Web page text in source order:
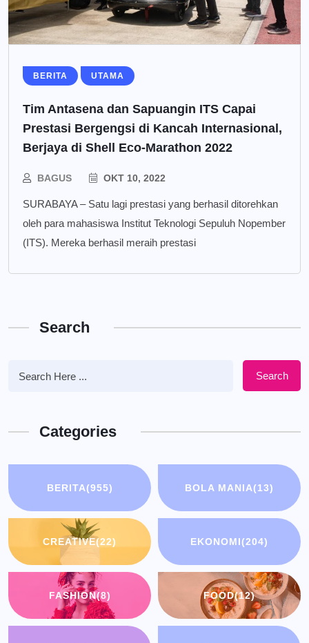
BERITA UTAMA
Tim Antasena dan Sapuangin ITS Capai
Prestasi Bergengsi di Kancah Internasional,
Berjaya di Shell Eco-Marathon 2022
BAGUS OKT 10, 2022
SURABAYA – Satu lagi prestasi yang berhasil ditorehkan
oleh para mahasiswa Institut Teknologi Sepuluh Nopember
(ITS). Mereka berhasil meraih prestasi
Search
Search
Categories
BERITA(955) BOLA MANIA(13)
CREATIVE(22) EKONOMI(204)
FASHION(8) FOOD(12)